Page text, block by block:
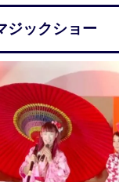
ジックショー